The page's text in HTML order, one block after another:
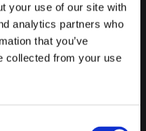
your use of our site with
analytics partners who
that you’ve
collected from your use
local, lleno de encanto y
probar mal café, Sandro
poner a disposición de
sobre el café. Ponte